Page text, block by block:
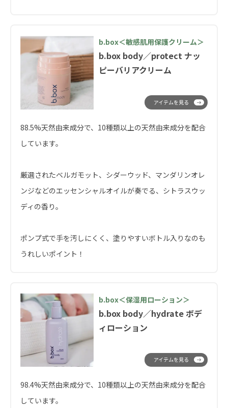
b.box body／protect ナッ
ピーバリアクリーム
b.box＜敏感肌用保護クリーム＞
88.5%天然由来成分で、10種類以上の天然由来成分を配合
しています。
厳選されたベルガモット、シダーウッド、マンダリンオレ
ンジなどのエッセンシャルオイルが奏でる、シトラスウッ
ディの香り。
ポンプ式で手を汚しにくく、塗りやすいボトル入りなのも
うれしいポイント！
アイテムを見る
b.box body／hydrate ボデ
ィローション
b.box＜保湿用ローション＞
98.4%天然由来成分で、10種類以上の天然由来成分を配合
しています。
アイテムを見る